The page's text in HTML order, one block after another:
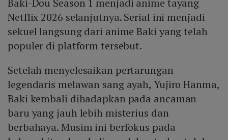
Netflix 2026 selanjutnya. Serial ini menjadi
sekuel langsung dari anime Baki yang telah
populer di platform tersebut.
Setelah menyelesaikan pertarungan
legendaris melawan sang ayah, Yujiro Hanma,
Baki kembali dihadapkan pada ancaman
baru yang jauh lebih misterius dan
berbahaya. Musim ini berfokus pada